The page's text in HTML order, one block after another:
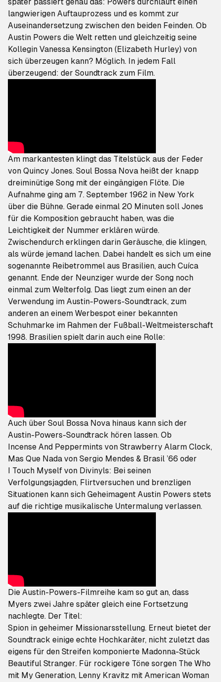
langwierigen Auftauprozess und es kommt zur
Auseinandersetzung zwischen den beiden Feinden. Ob
Austin Powers die Welt retten und gleichzeitig seine
Kollegin Vanessa Kensington (Elizabeth Hurley) von
sich überzeugen kann? Möglich. In jedem Fall
überzeugend: der Soundtrack zum Film.
Am markantesten klingt das Titelstück aus der Feder
von Quincy Jones. Soul Bossa Nova heißt der knapp
dreiminütige Song mit der eingängigen Flöte. Die
Aufnahme ging am 7. September 1962 in New York
über die Bühne. Gerade einmal 20 Minuten soll Jones
für die Komposition gebraucht haben, was die
Leichtigkeit der Nummer erklären würde.
Zwischendurch erklingen darin Geräusche, die klingen,
als würde jemand lachen. Dabei handelt es sich um eine
sogenannte Reibetrommel aus Brasilien, auch Cuíca
genannt. Ende der Neunziger wurde der Song noch
einmal zum Welterfolg. Das liegt zum einen an der
Verwendung im Austin-Powers-Soundtrack, zum
anderen an einem Werbespot einer bekannten
Schuhmarke im Rahmen der Fußball-Weltmeisterschaft
1998. Brasilien spielt darin auch eine Rolle:
Auch über Soul Bossa Nova hinaus kann sich der
Austin-Powers-Soundtrack hören lassen. Ob
Incense And Peppermints von Strawberry Alarm Clock,
Mas Que Nada von Sergio Mendes & Brasil ’66 oder
I Touch Myself von Divinyls: Bei seinen
Verfolgungsjagden, Flirtversuchen und brenzligen
Situationen kann sich Geheimagent Austin Powers stets
auf die richtige musikalische Untermalung verlassen.
Die Austin-Powers-Filmreihe kam so gut an, dass
Myers zwei Jahre später gleich eine Fortsetzung
nachlegte. Der Titel:
Spion in geheimer Missionarsstellung. Erneut bietet der
Soundtrack einige echte Hochkaräter, nicht zuletzt das
eigens für den Streifen komponierte Madonna-Stück
Beautiful Stranger. Für rockigere Töne sorgen The Who
mit My Generation, Lenny Kravitz mit American Woman